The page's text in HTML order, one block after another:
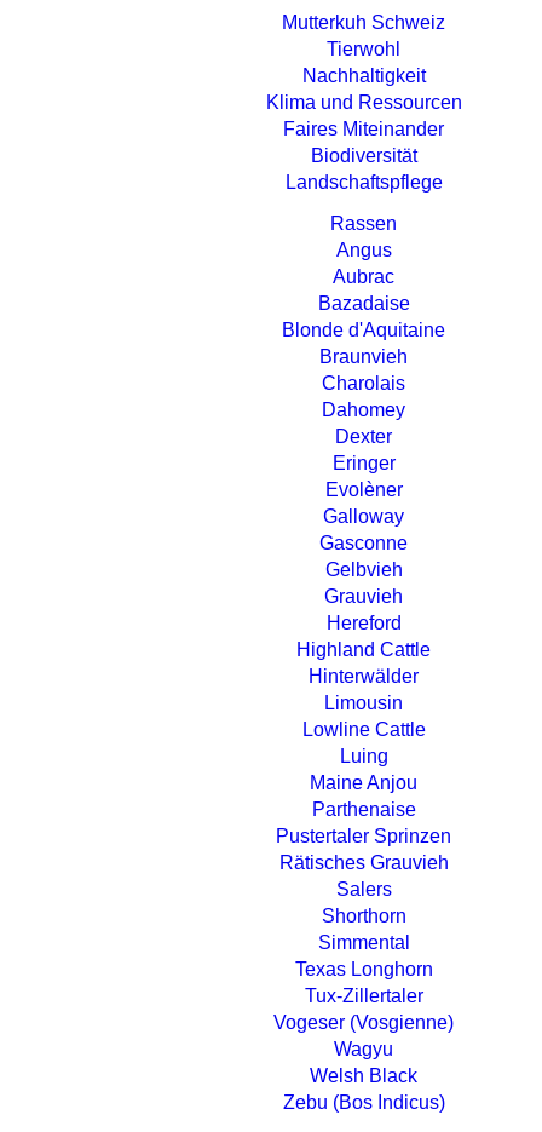
Mutterkuh Schweiz
Tierwohl
Nachhaltigkeit
Klima und Ressourcen
Faires Miteinander
Biodiversität
Landschaftspflege
Rassen
Angus
Aubrac
Bazadaise
Blonde d'Aquitaine
Braunvieh
Charolais
Dahomey
Dexter
Eringer
Evolèner
Galloway
Gasconne
Gelbvieh
Grauvieh
Hereford
Highland Cattle
Hinterwälder
Limousin
Lowline Cattle
Luing
Maine Anjou
Parthenaise
Pustertaler Sprinzen
Rätisches Grauvieh
Salers
Shorthorn
Simmental
Texas Longhorn
Tux-Zillertaler
Vogeser (Vosgienne)
Wagyu
Welsh Black
Zebu (Bos Indicus)